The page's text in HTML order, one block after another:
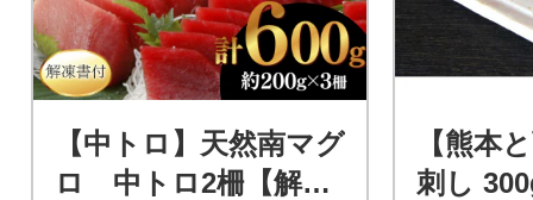
【中トロ】天然南マグ
ロ 中トロ2柵【解凍
【熊本
刺し